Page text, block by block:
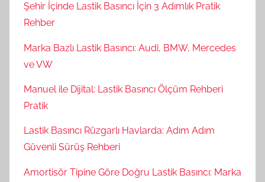
Şehir İçinde Lastik Basıncı İçin 3 Adımlık Pratik
Rehber
Marka Bazlı Lastik Basıncı: Audi, BMW, Mercedes
ve VW
Manuel ile Dijital: Lastik Basıncı Ölçüm Rehberi
Pratik
Lastik Basıncı Rüzgarlı Havlarda: Adım Adım
Güvenli Sürüş Rehberi
Amortisör Tipine Göre Doğru Lastik Basıncı: Marka